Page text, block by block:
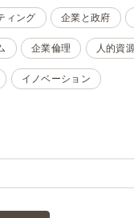
ィング 企業と政府
企業倫理 人的資
イノベーション